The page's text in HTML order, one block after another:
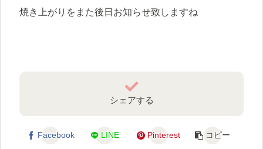
焼き上がりをまた後日お知らせ致しますね
シェアする
Facebook LINE Pinterest コピー